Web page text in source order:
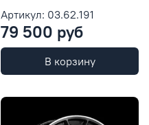
Артикул: 03.62.191
79 500 руб
В корзину